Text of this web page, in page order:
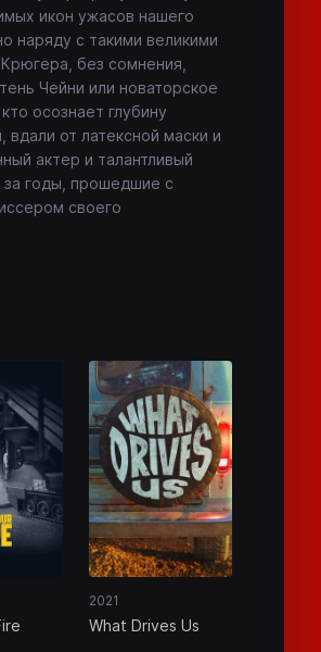
икон ужасов нашего
наряду с такими великими
без сомнения,
Чейни или новаторское
осознает глубину
от латексной маски и
актер и талантливый
за годы, прошедшие с
своего
2021
What Drives Us